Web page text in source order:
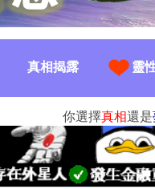
真相揭露 靈
你選擇真相還是